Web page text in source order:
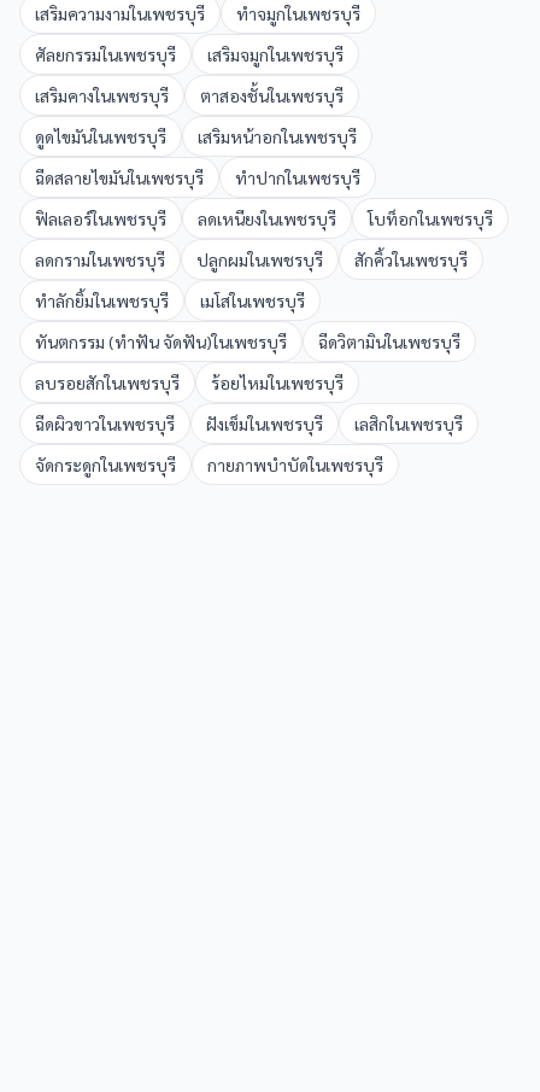
เสริมความงามในเพชรบุรี ทำจมูกในเพชรบุรี
ศัลยกรรมในเพชรบุรี เสริมจมูกในเพชรบุรี
เสริมคางในเพชรบุรี ตาสองชั้นในเพชรบุรี
ดูดไขมันในเพชรบุรี เสริมหน้าอกในเพชรบุรี
ฉีดสลายไขมันในเพชรบุรี ทำปากในเพชรบุรี
ฟิลเลอร์ในเพชรบุรี ลดเหนียงในเพชรบุรี โบท็อกในเพชรบุรี
ลดกรามในเพชรบุรี ปลูกผมในเพชรบุรี สักคิ้วในเพชรบุรี
ทำลักยิ้มในเพชรบุรี เมโสในเพชรบุรี
ทันตกรรม (ทำฟัน จัดฟัน)ในเพชรบุรี ฉีดวิตามินในเพชรบุรี
ลบรอยสักในเพชรบุรี ร้อยไหมในเพชรบุรี
ฉีดผิวขาวในเพชรบุรี ฝังเข็มในเพชรบุรี เลสิกในเพชรบุรี
จัดกระดูกในเพชรบุรี กายภาพบำบัดในเพชรบุรี